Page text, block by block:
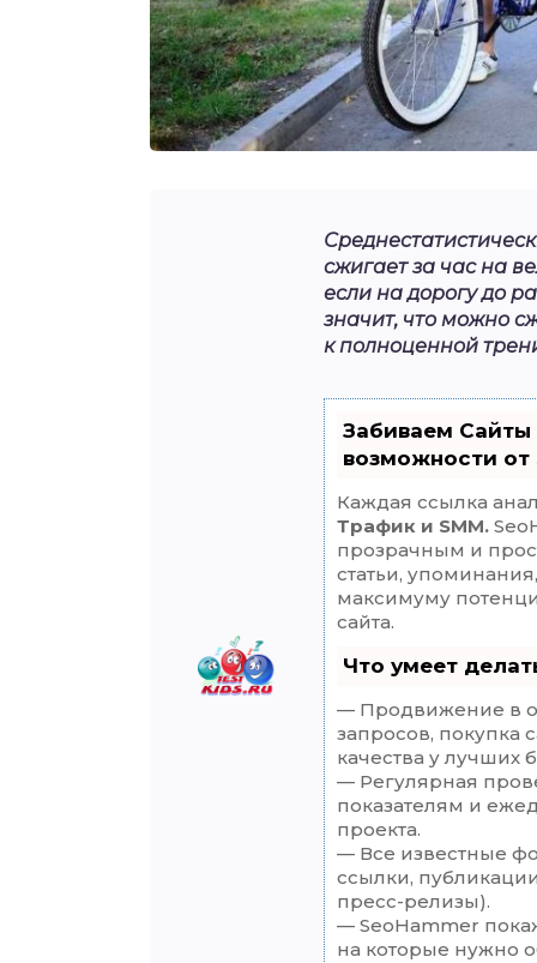
сжигает за час на
если на дорогу до
значит, что можно
к полноценной
Забиваем
возможности от
Каждая ссылка
Трафик и SMM.
прозрачным и
статьи,
максимуму
сайта.
Что умеет
— Продвижение в
запросов, покупка
качества у лучших
— Регулярная
показателям и
проекта.
— Все известные
ссылки,
пресс-релизы).
— SeoHammer
на которые нужно